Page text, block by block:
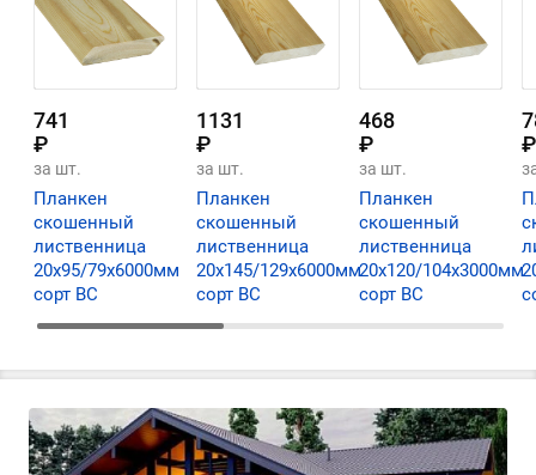
741
₽
за шт.
Планкен
скошенный
лиственница
20х95/79х6000мм
сорт ВС
1131
₽
за шт.
Планкен
скошенный
лиственница
20х145/129х6000мм
сорт ВС
468
₽
за шт.
Планкен
скошенный
лиственница
20х120/104х3000мм
сорт ВС
₽